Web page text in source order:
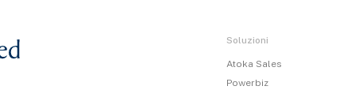
Soluzioni
Atoka Sales
Powerbiz